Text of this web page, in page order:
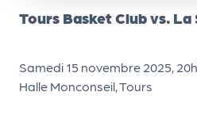
Tours Basket Club vs.
Samedi 15 novembre 2025,
Halle Monconseil, Tours
g
vr
e